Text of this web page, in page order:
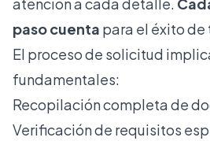
paso cuenta para el éxito
El proceso de solicitud
fundamentales:
Recopilación completa de
Verificación de requisitos